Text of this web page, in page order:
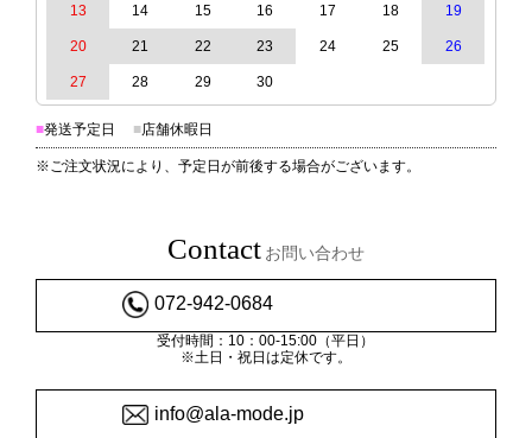
13 14 15 16 17 18 19
20 21 22 23 24 25 26
27 28 29 30
■発送予定日 ■店舗休暇日
※ご注文状況により、予定日が前後する場合がございます。
Contact お問い合わせ
072-942-0684
受付時間：10：00-15:00（平日）
※土日・祝日は定休です。
info@ala-mode.jp